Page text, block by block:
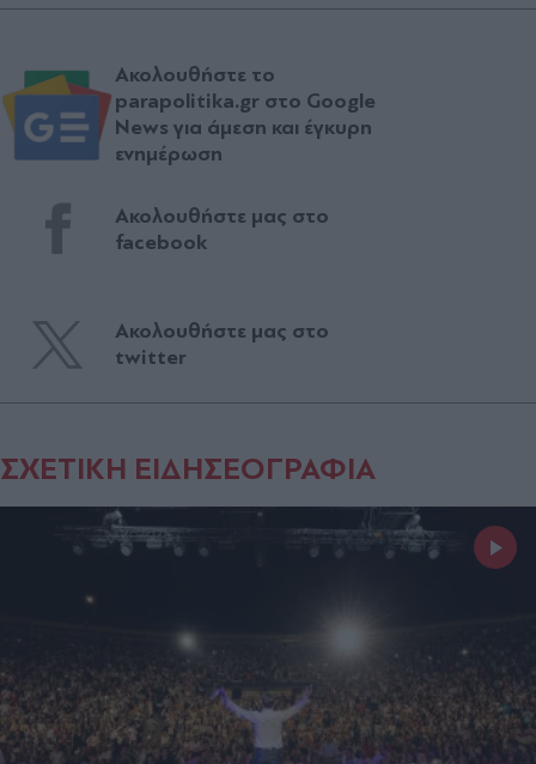
Ακολουθήστε το
parapolitika.gr στο Google
News για άμεση και έγκυρη
ενημέρωση
Ακολουθήστε μας στο
facebook
Ακολουθήστε μας στο
twitter
ΣΧΕΤΙΚΗ ΕΙΔΗΣΕΟΓΡΑΦΙΑ